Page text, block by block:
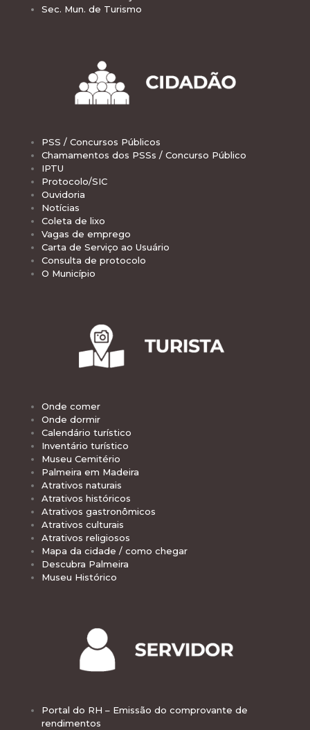
Sec. Mun. de Turismo
PSS / Concursos Públicos
Chamamentos dos PSSs / Concurso Público
IPTU
Protocolo/SIC
Ouvidoria
Notícias
Coleta de lixo
Vagas de emprego
Carta de Serviço ao Usuário
Consulta de protocolo
O Município
Onde comer
Onde dormir
Calendário turístico
Inventário turístico
Museu Cemitério
Palmeira em Madeira
Atrativos naturais
Atrativos históricos
Atrativos gastronômicos
Atrativos culturais
Atrativos religiosos
Mapa da cidade / como chegar
Descubra Palmeira
Museu Histórico
Portal do RH – Emissão do comprovante de
rendimentos